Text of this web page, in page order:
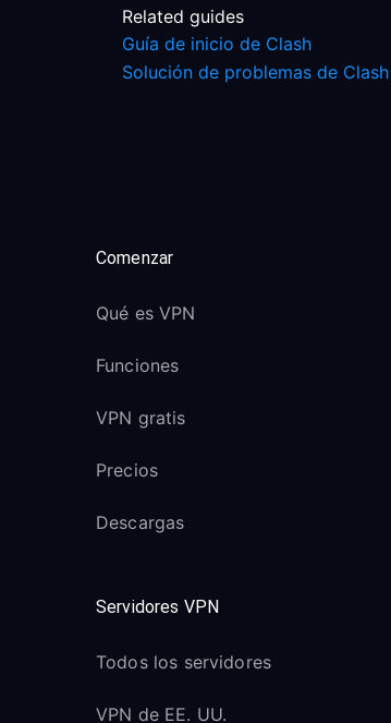
Related guides
Guía de inicio de Clash
Solución de problemas de Clash
Comenzar
Qué es VPN
Funciones
VPN gratis
Precios
Descargas
Servidores VPN
Todos los servidores
VPN de EE. UU.